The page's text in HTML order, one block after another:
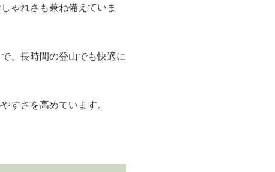
ゃれさも兼ね備えていま
、長時間の登山でも快適に
すさを高めています。